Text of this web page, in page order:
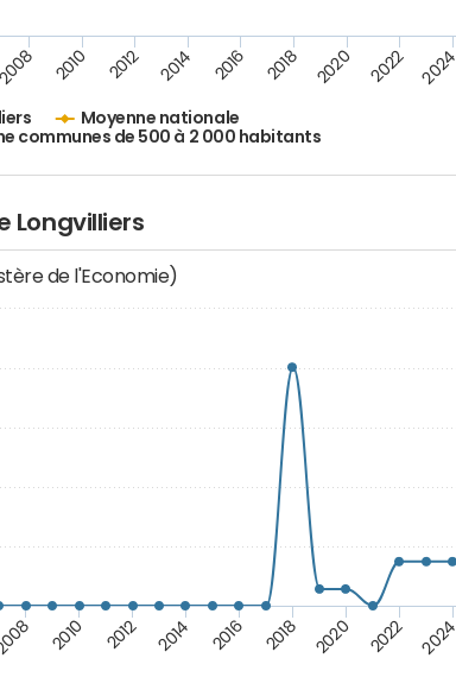
Moyenne nationale
communes de 500 à 2 000 habitants
2008 2010 2012 2014 2016 2018 2020 2022 2024
Longvilliers
de l'Economie)
2010 2012 2014 2016 2018 2020 2022 2024